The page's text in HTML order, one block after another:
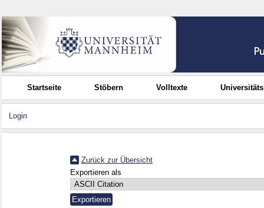
Startseite Stöbern Volltexte
Login
Zurück zur Übersicht
Exportieren als